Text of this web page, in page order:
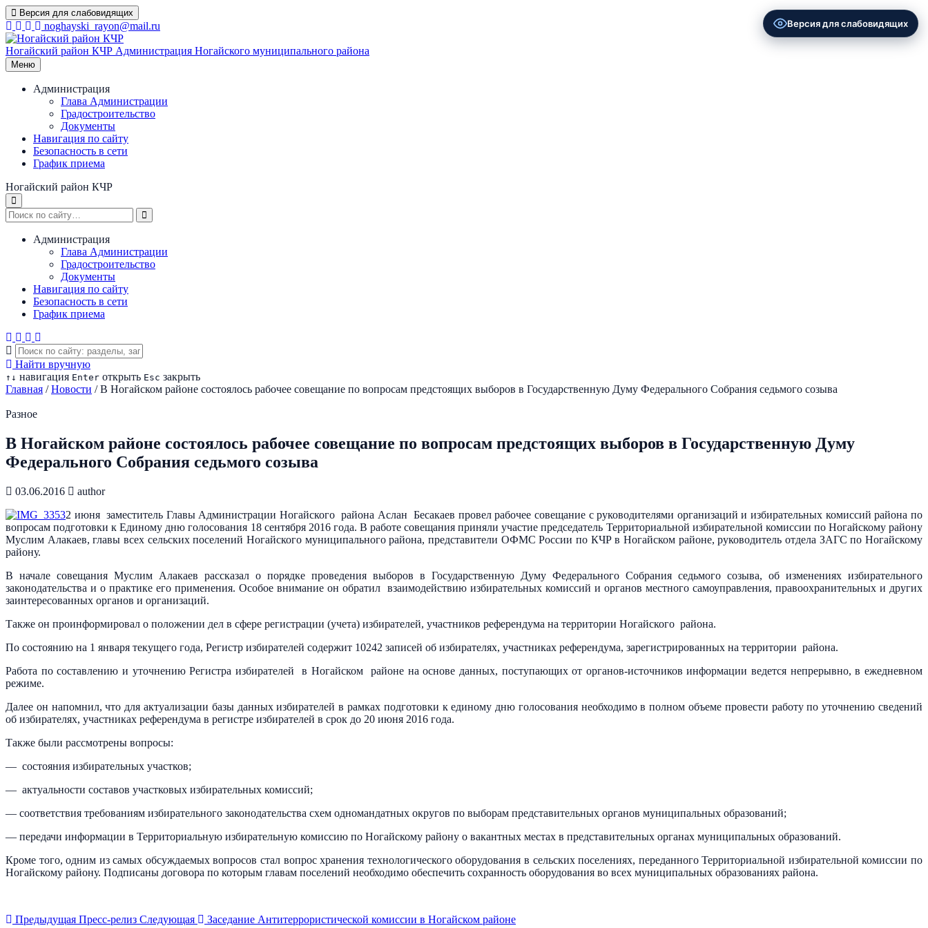
Перейти
к
содержимому
Версия для слабовидящих
noghayski_rayon@mail.ru
Ногайский район КЧР Администрация Ногайского муниципального района
Меню
Администрация
Глава Администрации
Градостроительство
Документы
Навигация по сайту
Безопасность в сети
График приема
Ногайский район КЧР
Администрация
Глава Администрации
Градостроительство
Документы
Навигация по сайту
Безопасность в сети
График приема
Найти вручную
↑ ↓ навигация Enter открыть Esc закрыть
Главная / Новости / В Ногайском районе состоялось рабочее совещание по вопросам предстоящих выборов в Государственную Думу Федерального Собрания седьмого созыва
Разное
В Ногайском районе состоялось рабочее совещание по вопросам предстоящих выборов в Государственную Думу
Федерального Собрания седьмого созыва
03.06.2016
author
2 июня заместитель Главы Администрации Ногайского района Аслан Бесакаев провел рабочее совещание с руководителями организаций и избирательных комиссий района по
вопросам подготовки к Единому дню голосования 18 сентября 2016 года. В работе совещания приняли участие председатель Территориальной избирательной комиссии по Ногайскому району
Муслим Алакаев, главы всех сельских поселений Ногайского муниципального района, представители ОФМС России по КЧР в Ногайском районе, руководитель отдела ЗАГС по Ногайскому
району.
В начале совещания Муслим Алакаев рассказал о порядке проведения выборов в Государственную Думу Федерального Собрания седьмого созыва, об изменениях избирательного
законодательства и о практике его применения. Особое внимание он обратил взаимодействию избирательных комиссий и органов местного самоуправления, правоохранительных и других
заинтересованных органов и организаций.
Также он проинформировал о положении дел в сфере регистрации (учета) избирателей, участников референдума на территории Ногайского района.
По состоянию на 1 января текущего года, Регистр избирателей содержит 10242 записей об избирателях, участниках референдума, зарегистрированных на территории района.
Работа по составлению и уточнению Регистра избирателей в Ногайском районе на основе данных, поступающих от органов-источников информации ведется непрерывно, в ежедневном
режиме.
Далее он напомнил, что для актуализации базы данных избирателей в рамках подготовки к единому дню голосования необходимо в полном объеме провести работу по уточнению сведений
об избирателях, участниках референдума в регистре избирателей в срок до 20 июня 2016 года.
Также были рассмотрены вопросы:
— состояния избирательных участков;
— актуальности составов участковых избирательных комиссий;
— соответствия требованиям избирательного законодательства схем одномандатных округов по выборам представительных органов муниципальных образований;
— передачи информации в Территориальную избирательную комиссию по Ногайскому району о вакантных местах в представительных органах муниципальных образований.
Кроме того, одним из самых обсуждаемых вопросов стал вопрос хранения технологического оборудования в сельских поселениях, переданного Территориальной избирательной комиссии по
Ногайскому району. Подписаны договора по которым главам поселений необходимо обеспечить сохранность оборудования во всех муниципальных образованиях района.
Предыдущая Пресс-релиз Следующая Заседание Антитеррористической комиссии в Ногайском районе
Версия для слабовидящих